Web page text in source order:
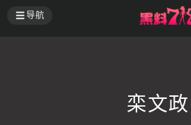
导航
栾文政